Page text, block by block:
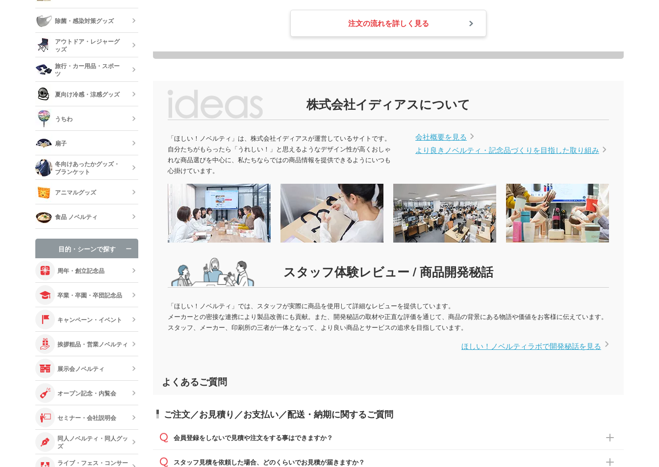
注文の流れを詳しく見る
株式会社イディアスについて
「ほしい！ノベルティ」は、株式会社イディアスが運営しているサイトです。
自分たちがもらったら「うれしい！」と思えるようなデザイン性が高くおしゃ
れな商品選びを中心に、私たちならではの商品情報を提供できるようにいつも
心掛けています。
会社概要を見る
より良きノベルティ・記念品づくりを目指した取り組み
スタッフ体験レビュー / 商品開発秘話
「ほしい！ノベルティ」では、スタッフが実際に商品を使用して詳細なレビューを提供しています。
メーカーとの密接な連携により製品改善にも貢献。また、開発秘話の取材や正直な評価を通じて、商品の背景にある物語や価値をお客様に伝えています。
スタッフ、メーカー、印刷所の三者が一体となって、より良い商品とサービスの追求を目指しています。
ほしい！ノベルティラボで開発秘話を見る
よくあるご質問
ご注文／お見積り／お支払い／配送・納期に関するご質問
会員登録をしないで見積や注文をする事はできますか？
可能です。見積・注文フォームにて『ゲストのまま進む』ボタンからお進みのうえ、ご依頼ください。
スタッフ見積を依頼した場合、どのくらいでお見積が届きますか？
ライト・ランタン ウェットティッシュ
掃除・洗濯グッズ バスグッズ
靴べら・バッグハンガー他
健康グッズ ミラー
名入れマスク(オリジナル印
マスク(既製品)
ッズ
除菌・感染対策グッズ
マスク(既製品) マスクケース
ハンド・除菌関連グッズ
アウトドア・レジャーグ
ッズ
レジャーバッグ
旅行・カー用品・スポー
ツ
トラベルグッズ カー用品 スポーツ
夏向け冷感・涼感グッズ
う
扇風機
クールタオル
うちわ
オリジナルうちわ ノベルティうちわ
扇子
既製品扇子（名入れ扇子）
冬向けあったかグッズ・
ブランケット
オリジナルブランケット ノベルティブランケット カイロ・湯たんぽ
手袋・ネックウォーマー他
アニマルグッズ
食品 ノベルティ
目的・シーンで探す
周年・創立記念品
卒業・卒園・卒団記念品
キャンペーン・イベント
挨拶粗品・営業ノベルティ
展示会ノベルティ
オープン記念・内覧会
セミナー・会社説明会
同人ノベルティ・同人グッ
ズ
ライブ・フェス・コンサー